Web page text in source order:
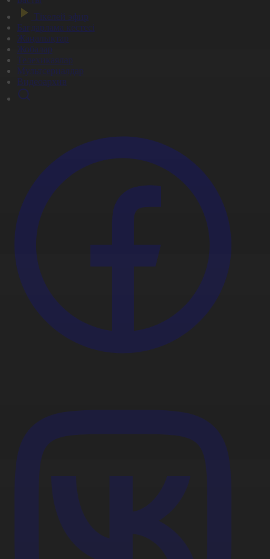
Тікелей эфир
Бағдарлама кестесі
Жаңалықтар
Жобалар
Телехикаялар
Мультсериалдар
Видеоархив